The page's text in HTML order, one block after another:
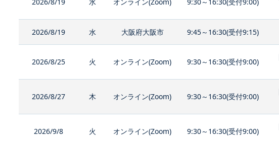
2026/8/19 水 大阪府大阪市 9:45～16:30(受付9:15)
2026/8/25 火 オンライン(Zoom) 9:30～16:30(受付9:00)
2026/8/27 木 オンライン(Zoom) 9:30～16:30(受付9:00)
2026/9/8 火 オンライン(Zoom) 9:30～16:30(受付9:00)